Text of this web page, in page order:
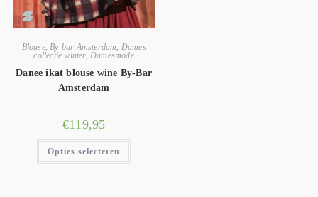
Blouse, By-bar Amsterdam
Dames
collectie winter, Damesmode
Danee ikat blouse wine By-Bar
Amsterdam
€119,95
Opties selecteren